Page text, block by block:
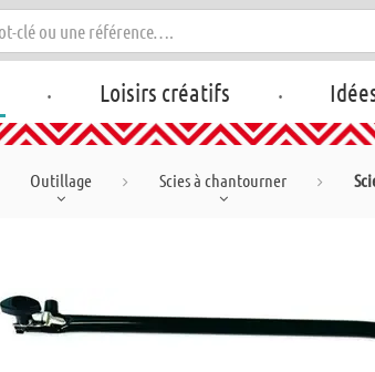
. Loisirs créatifs .
Outillage Scies à chantourner